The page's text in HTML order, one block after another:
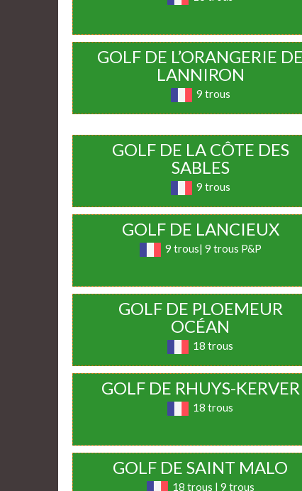
GOLF DE L’ORANGERIE DE
LANNIRON
9 trous
GOLF DE LA CÔTE DES
SABLES
9 trous
GOLF DE LANCIEUX
9 trous| 9 trous P&P
GOLF DE PLOEMEUR
OCÉAN
18 trous
GOLF DE RHUYS-KERVER
18 trous
GOLF DE SAINT MALO
18 trous | 9 trous